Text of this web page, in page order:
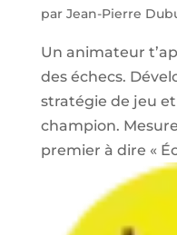
par Jean-Pierre
Un animateur
des échecs.
stratégie de jeu
champion.
premier à dire «